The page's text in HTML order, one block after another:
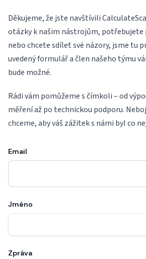
Děkujeme, že jste navštívili
otázky k našim nástrojům, potřebujete
nebo chcete sdílet své názory, jsme tu
uvedený formulář a člen našeho týmu
bude možné.
Rádi vám pomůžeme s čímkoli – od
měření až po technickou podporu.
chceme, aby váš zážitek s námi byl co
Email
Jméno
Zpráva